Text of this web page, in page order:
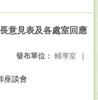
意見表及各處室回應
發布單位： 輔導室 |
座談會